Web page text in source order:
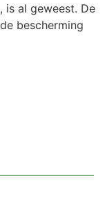
is al geweest. De
bescherming